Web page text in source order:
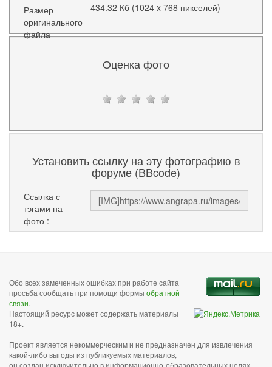
Размер
оригинального
файла
434.32 Кб (1024 x 768 пикселей)
Оценка фото
Установить ссылку на эту фотографию в
форуме (BBcode)
Ссылка с
тэгами на
фото :
Обо всех замеченных ошибках при работе сайта
просьба сообщать при помощи формы обратной
связи.
Настоящий ресурс может содержать материалы
18+.
Проект является некоммерческим и не предназначен для извлечения
какой-либо выгоды из публикуемых материалов,